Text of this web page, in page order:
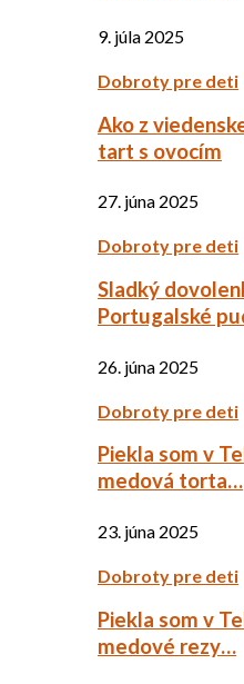
9. júla 2025
Dobroty pre deti
Ako z
tart s ovocím
27. júna 2025
Dobroty pre deti
Sladký
Portugalské
26. júna 2025
Dobroty pre deti
Piekla som v
medová torta…
23. júna 2025
Dobroty pre deti
Piekla som v
medové rezy…